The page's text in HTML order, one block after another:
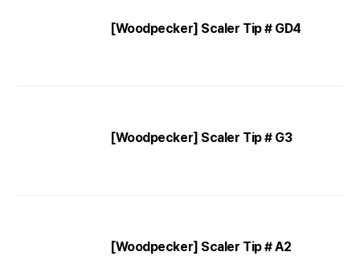
[Woodpecker] Scaler Tip # GD4
[Woodpecker] Scaler Tip # G3
[Woodpecker] Scaler Tip # A2